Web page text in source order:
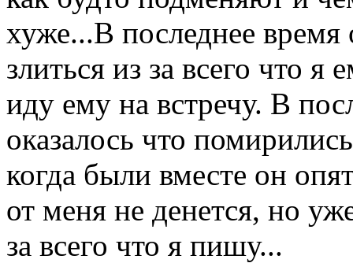
хуже...В последнее время
злиться из за всего что
иду ему на встречу. В
оказалось что
когда были вместе он
от меня не денется, но
за всего что я пишу...